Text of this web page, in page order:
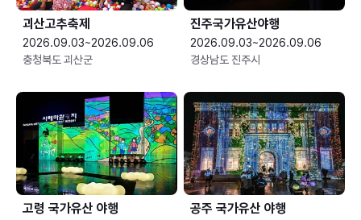
괴산고추축제
2026.09.03~2026.09.06
충청북도 괴산군
진주국가유산야행
2026.09.03~2026.09.06
경상남도 진주시
고령 국가유산 야행 공주 국가유산 야행